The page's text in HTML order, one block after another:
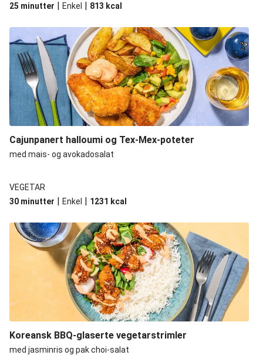
25 minutter | Enkel | 813 kcal
Cajunpanert halloumi og Tex-Mex-poteter
med mais- og avokadosalat
VEGETAR
30 minutter | Enkel | 1231 kcal
Koreansk BBQ-glaserte vegetarstrimler
med jasminris og pak choi-salat